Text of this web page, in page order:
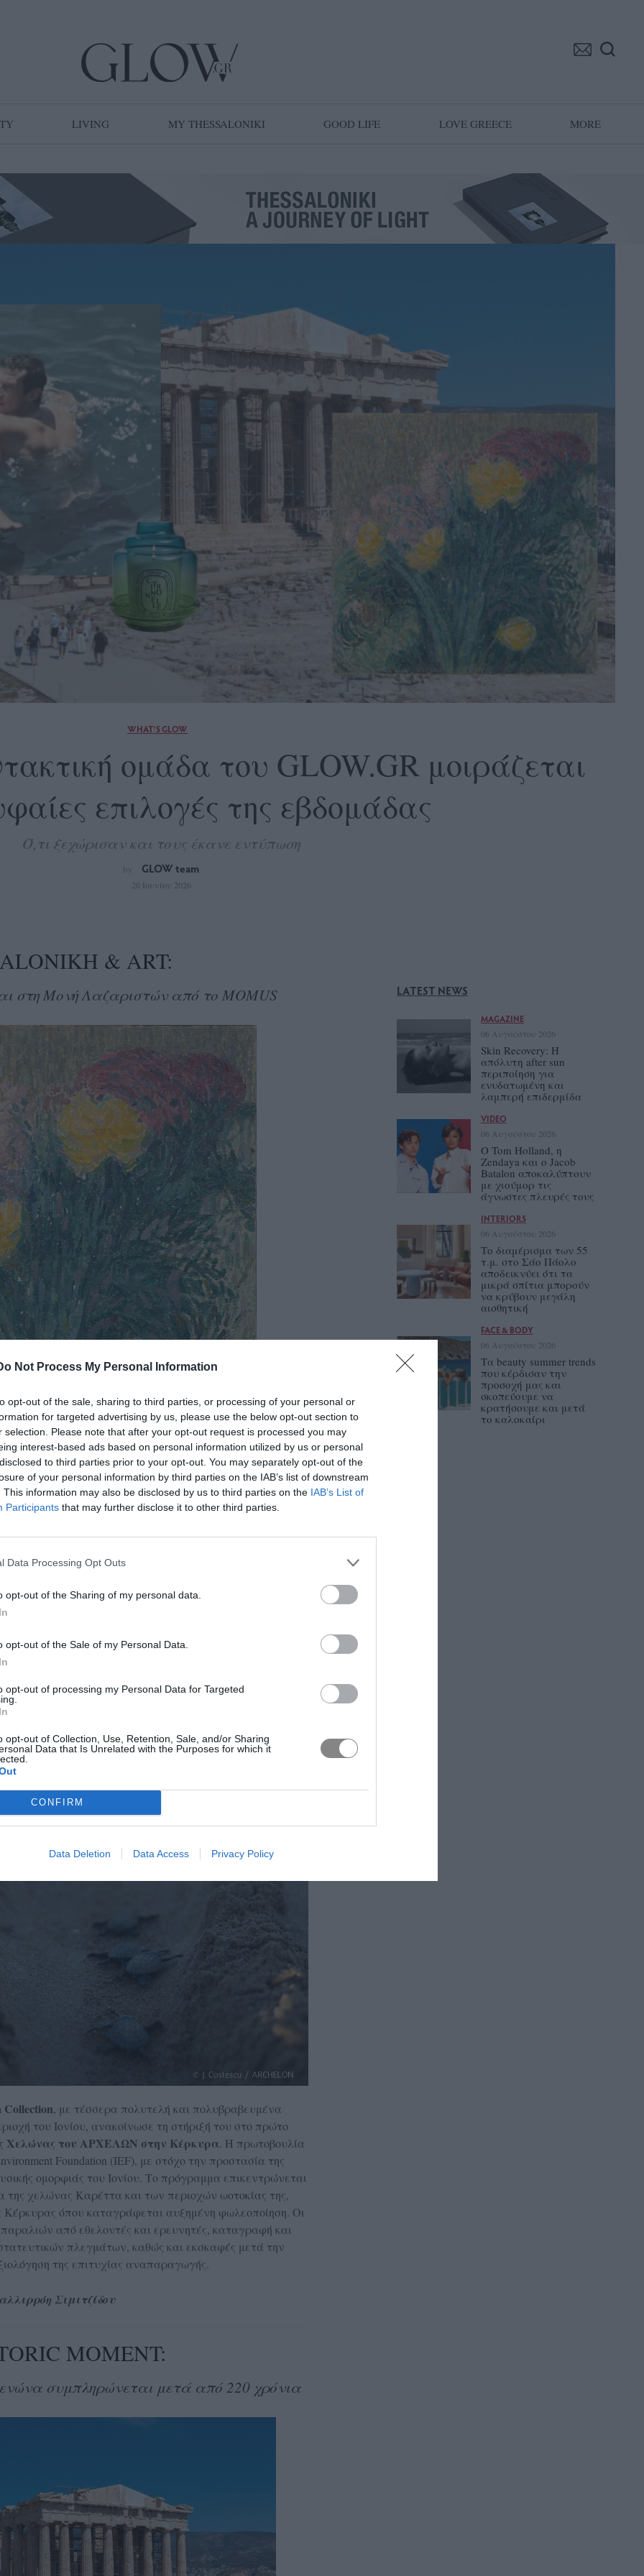
Not Process My Personal Information
opt-out of the sale, sharing to third parties, or processing of your personal or
for targeted advertising by us, please use the below opt-out section to
selection. Please note that after your opt-out request is processed you may
interest-based ads based on personal information utilized by us or personal
to third parties prior to your opt-out. You may separately opt-out of the
of your personal information by third parties on the IAB’s list of downstream
This information may also be disclosed by us to third parties on the IAB’s List of
Participants that may further disclose it to other third parties.
Data Processing Opt Outs
opt-out of the Sharing of my personal data.
opt-out of the Sale of my Personal Data.
opt-out of processing my Personal Data for Targeted
opt-out of Collection, Use, Retention, Sale, and/or Sharing
Data that Is Unrelated with the Purposes for which it
CONFIRM
Data Deletion Data Access Privacy Policy
LIVING MY THESSALONIKI GOOD LIFE LOVE GREECE MORE
WHAT'S GLOW
ομάδα του GLOW.GR μοιράζεται
επιλογές της εβδομάδας
Ό,τι ξεχώρισαν και τους έκανε εντύπωση
by GLOW team
20 Ιουνίου 2026
& ART:
στη Μονή Λαζαριστών από το MOMUS
δεκαετία του 1910, Λάδι σε καμβά επικολλημένο σε
Συλλογή Yakov Rubinstein
- Συλλογή Κωστάκη εγκαινιάζει σήμερα, στη Μονή
εκθέσεις. Η πρώτη«Πίσω από τις πόρτες. Ο Κωστάκης
και Γιάκοβ Ρούμπινσταϊν διαμορφώνουν παράλληλα
συλλογές της εποχής τους. Η δεύτερη έκθεση με τίτλο
, παρουσιάζει 24 σοβιετικές γελοιογραφίες του συλλέκτη
φωτίζοντας την ιδεολογική αντιπαράθεση μεταξύ
τέχνης της Δύσης. Και οι δύο εκθέσεις
τη διεθνή Συλλογή Κωστάκη, που παρουσιάζεται στη
έκθεση του μουσείου.
NEWS:
Collection Χ ΑΡΧΕΛΩΝ
, με τέσσερα πολυτελή και πολυβραβευμένα
του Ιονίου, ανακοίνωσε τη στήριξή του στο πρώτο
Χελώνας του ΑΡΧΕΛΩΝ στην Κέρκυρα . Η πρωτοβουλία
Foundation (IEF), με στόχο την προστασία της
ομορφιάς του Ιονίου. Το πρόγραμμα επικεντρώνεται
της χελώνας Καρέττα και των περιοχών ωοτοκίας της,
Κέρκυρας όπου καταγράφεται αυξημένη φωλεοποίηση. Οι
από εθελοντές και ερευνητές, καταγραφή και
πλεγμάτων, καθώς και εκσκαφές μετά την
της επιτυχίας αναπαραγωγής.
Σιμιτζίδου
MOMENT:
συμπληρώνεται μετά από 220 χρόνια
LATEST NEWS
MAGAZINE
06 Αυγούστου 2026
Skin Recovery: Η
απόλυτη after sun
περιποίηση για
ενυδατωμένη και
λαμπερή επιδερμίδα
VIDEO
06 Αυγούστου 2026
Ο Tom Holland, η
Zendaya και ο Jacob
Batalon αποκαλύπτουν
με χιούμορ τις
άγνωστες πλευρές τους
INTERIORS
06 Αυγούστου 2026
Το διαμέρισμα των 55
τ.μ. στο Σάο Πάολο
αποδεικνύει ότι τα
μικρά σπίτια μπορούν
να κρύβουν μεγάλη
αισθητική
FACE & BODY
06 Αυγούστου 2026
Τα beauty summer trends
που κέρδισαν την
προσοχή μας και
σκοπεύουμε να
κρατήσουμε και μετά
το καλοκαίρι